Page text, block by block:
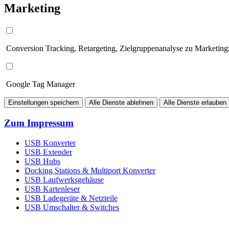
Marketing
Conversion Tracking, Retargeting, Zielgruppenanalyse zu
Google Tag Manager
Einstellungen speichern Alle Dienste ablehnen Alle Dienste erlauben
Zum Impressum
USB Konverter
USB Extender
USB Hubs
Docking Stations & Multiport Konverter
USB Laufwerksgehäuse
USB Kartenleser
USB Ladegeräte & Netzteile
USB Umschalter & Switches